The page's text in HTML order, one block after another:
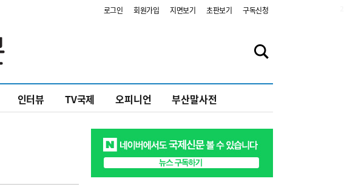
로그인 회원가입 지면보기 초판보기 구독신청
인터뷰 TV국제 오피니언 부산말사전